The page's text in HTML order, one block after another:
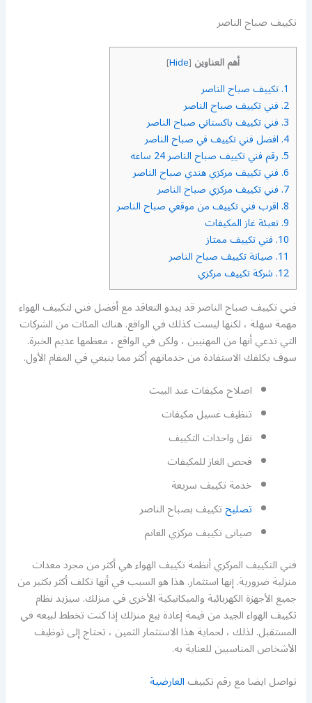
تكييف صباح الناصر
أهم العناوين [
Hide
]
1. تكييف صباح الناصر
2. فني تكييف صباح الناصر
3. فني تكييف باكستاني صباح الناصر
4. افضل فني تكييف في صباح الناصر
5. رقم فني تكييف صباح الناصر 24 ساعه
6. فني تكييف مركزي هندي صباح الناصر
7. فني تكييف مركزي صباح الناصر
8. اقرب فني تكييف من موقعي صباح الناصر
9. تعبئة غاز المكيفات
10. فني تكييف ممتاز
11. صيانة تكييف صباح الناصر
12. شركة تكييف مركزي
فني تكييف صباح الناصر قد يبدو التعاقد مع أفضل فني لتكييف الهواء
مهمة سهلة ، لكنها ليست كذلك في الواقع. هناك المئات من الشركات
التي تدعي أنها من المهنيين ، ولكن في الواقع ، معظمها عديم الخبرة.
سوف يكلفك الاستفادة من خدماتهم أكثر مما ينبغي في المقام الأول.
اصلاح مكيفات عند البيت
تنظيف غسيل مكيفات
نقل واحدات التكييف
فحص الغاز للمكيفات
خدمة تكييف سريعة
تصليحتكييف بصباح الناصر
صيانى تكييف مركزي الغانم
فني التكييف المركزي أنظمة تكييف الهواء هي أكثر من مجرد معدات
منزلية ضرورية. إنها استثمار. هذا هو السبب في أنها تكلف أكثر بكثير من
جميع الأجهزة الكهربائية والميكانيكية الأخرى في منزلك. سيزيد نظام
تكييف الهواء الجيد من قيمة إعادة بيع منزلك إذا كنت تخطط لبيعه في
المستقبل. لذلك ، لحماية هذا الاستثمار الثمين ، تحتاج إلى توظيف
الأشخاص المناسبين للعناية به.
تواصل ايضا مع رقم تكييفالعارضية